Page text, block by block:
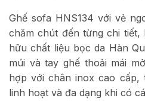
Ghế sofa HNS134 với vẻ
chăm chút đến từng chi tiết,
hữu chất liệu bọc da Hàn
múi và tay ghế thoải mái
hợp với chân inox cao cấp,
linh hoạt và đa dạng khi có